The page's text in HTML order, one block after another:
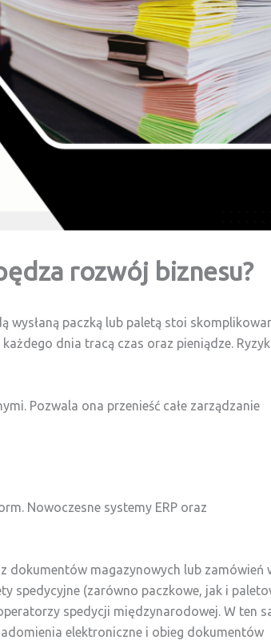
rozwój biznesu?
wysłaną paczką lub paletą stoi
dnia tracą czas oraz pieniądze.
Pozwala ona przenieść całe zarządzanie
Nowoczesne systemy ERP oraz
magazynowych lub zamówień
spedycyjne (zarówno paczkowe, jak i
spedycji międzynarodowej. W ten
elektroniczne i obieg dokumentów